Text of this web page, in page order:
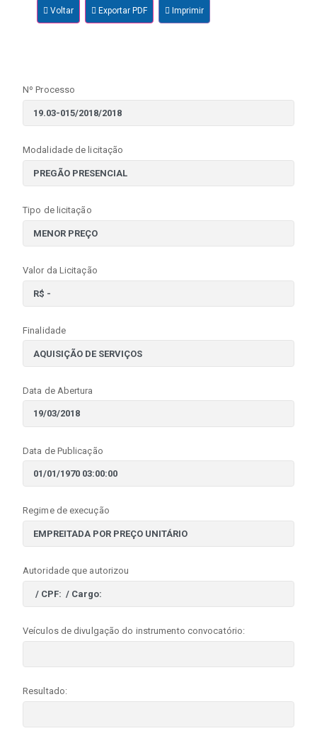
Voltar Exportar PDF Imprimir
Nº Processo
Modalidade de licitação
Tipo de licitação
Valor da Licitação
Finalidade
Data de Abertura
Data de Publicação
Regime de execução
Autoridade que autorizou
Veículos de divulgação do instrumento convocatório:
Resultado: